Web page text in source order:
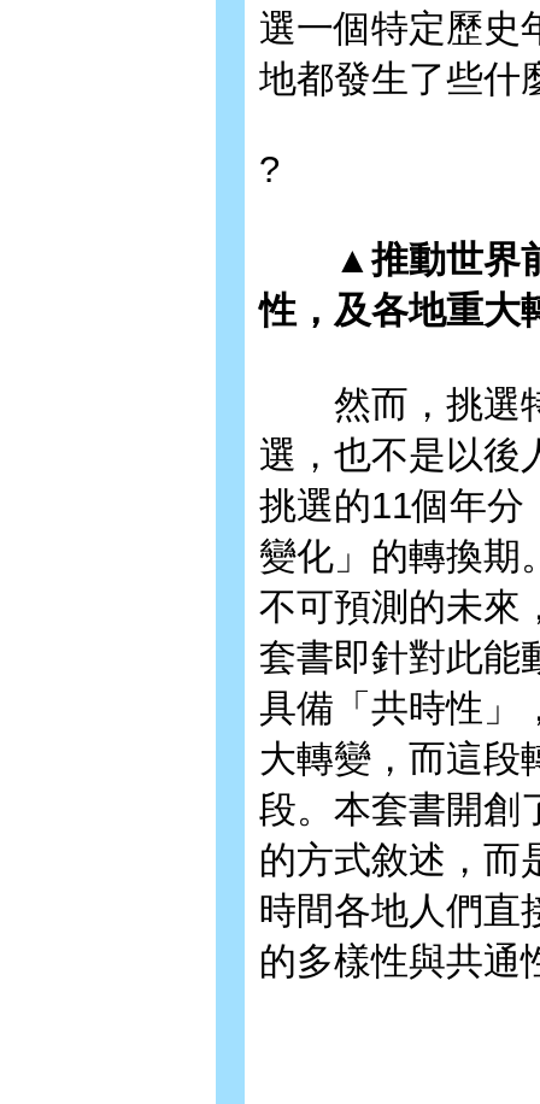
選一個特定歷史
地都發生了些什
?
▲推動世界
性，及各地重大
然而，挑選特
選，也不是以後
挑選的11個年分
變化」的轉換期
不可預測的未來
套書即針對此能
具備「共時性」
大轉變，而這段
段。本套書開創
的方式敘述，而
時間各地人們直
的多樣性與共通